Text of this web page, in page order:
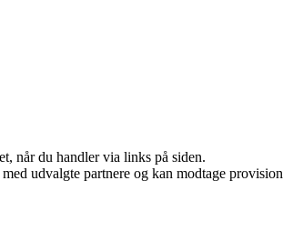
når du handler via links på siden.
udvalgte partnere og kan modtage